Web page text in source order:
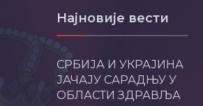
Најновије вести
СРБИЈА И УКРАЈИНА
ЈАЧАЈУ САРАДЊУ У
ОБЛАСТИ ЗДРАВЉА